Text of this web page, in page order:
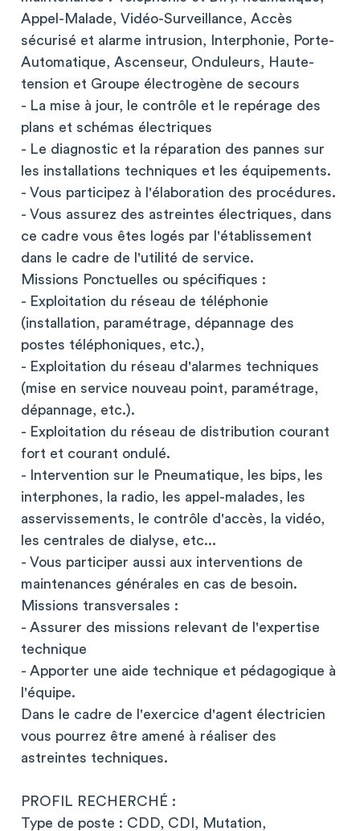
Appel-Malade, Vidéo-Surveillance, Accès
sécurisé et alarme intrusion, Interphonie, Porte-
Automatique, Ascenseur, Onduleurs, Haute-
tension et Groupe électrogène de secours
- La mise à jour, le contrôle et le repérage des
plans et schémas électriques
- Le diagnostic et la réparation des pannes sur
les installations techniques et les équipements.
- Vous participez à l'élaboration des procédures.
- Vous assurez des astreintes électriques, dans
ce cadre vous êtes logés par l'établissement
dans le cadre de l'utilité de service.
Missions Ponctuelles ou spécifiques :
- Exploitation du réseau de téléphonie
(installation, paramétrage, dépannage des
postes téléphoniques, etc.),
- Exploitation du réseau d'alarmes techniques
(mise en service nouveau point, paramétrage,
dépannage, etc.).
- Exploitation du réseau de distribution courant
fort et courant ondulé.
- Intervention sur le Pneumatique, les bips, les
interphones, la radio, les appel-malades, les
asservissements, le contrôle d'accès, la vidéo,
les centrales de dialyse, etc...
- Vous participer aussi aux interventions de
maintenances générales en cas de besoin.
Missions transversales :
- Assurer des missions relevant de l'expertise
technique
- Apporter une aide technique et pédagogique à
l'équipe.
Dans le cadre de l'exercice d'agent électricien
vous pourrez être amené à réaliser des
astreintes techniques.
PROFIL RECHERCHÉ :
Type de poste : CDD, CDI, Mutation,